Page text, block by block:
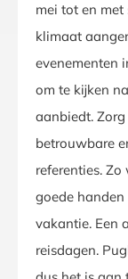
mei tot en met
klimaat
evenementen
om te kijken
aanbiedt.
betrouwbare
referenties.
goede
vakantie. Een
reisdagen.